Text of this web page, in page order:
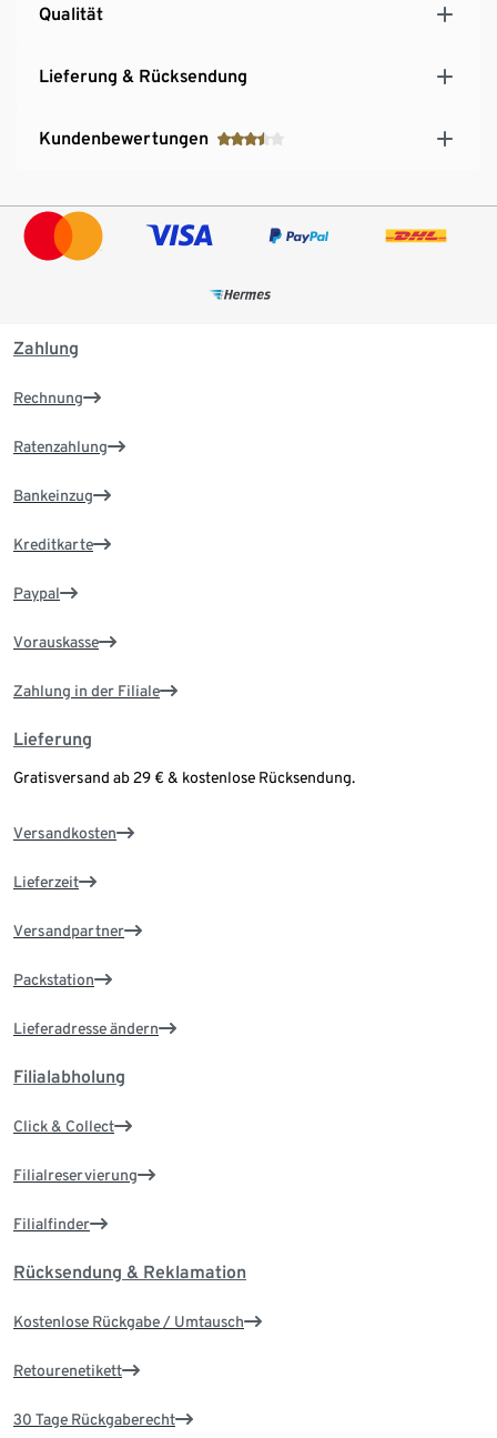
Qualität
Lieferung & Rücksendung
Kundenbewertungen
Zahlung
Rechnung
Ratenzahlung
Bankeinzug
Kreditkarte
Paypal
Vorauskasse
Zahlung in der Filiale
Lieferung
Gratisversand ab 29 € & kostenlose Rücksendung.
Versandkosten
Lieferzeit
Versandpartner
Packstation
Lieferadresse ändern
Filialabholung
Click & Collect
Filialreservierung
Filialfinder
Rücksendung & Reklamation
Kostenlose Rückgabe / Umtausch
Retourenetikett
30 Tage Rückgaberecht